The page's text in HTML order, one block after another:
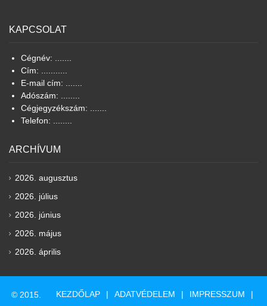
KAPCSOLAT
Cégnév: .......
Cím: ...........
E-mail cím: .......
Adószám: ........
Cégjegyzékszám: .......
Telefon: ........
ARCHÍVUM
2026. augusztus
2026. július
2026. június
2026. május
2026. április
© 2015. KEZDŐLAP ADATVÉDELEM IMPRESSZUM